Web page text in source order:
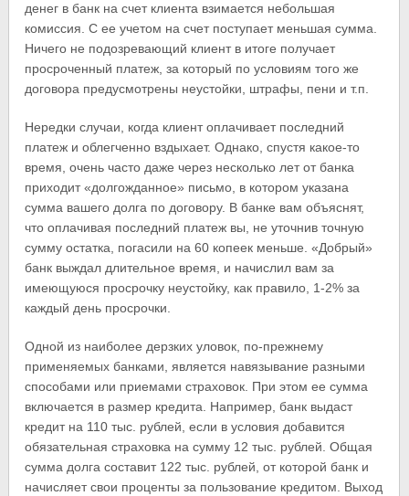
денег в банк на счет клиента взимается небольшая
комиссия. С ее учетом на счет поступает меньшая сумма.
Ничего не подозревающий клиент в итоге получает
просроченный платеж, за который по условиям того же
договора предусмотрены неустойки, штрафы, пени и т.п.
Нередки случаи, когда клиент оплачивает последний
платеж и облегченно вздыхает. Однако, спустя какое-то
время, очень часто даже через несколько лет от банка
приходит «долгожданное» письмо, в котором указана
сумма вашего долга по договору. В банке вам объяснят,
что оплачивая последний платеж вы, не уточнив точную
сумму остатка, погасили на 60 копеек меньше. «Добрый»
банк выждал длительное время, и начислил вам за
имеющуюся просрочку неустойку, как правило, 1-2% за
каждый день просрочки.
Одной из наиболее дерзких уловок, по-прежнему
применяемых банками, является навязывание разными
способами или приемами страховок. При этом ее сумма
включается в размер кредита. Например, банк выдаст
кредит на 110 тыс. рублей, если в условия добавится
обязательная страховка на сумму 12 тыс. рублей. Общая
сумма долга составит 122 тыс. рублей, от которой банк и
начисляет свои проценты за пользование кредитом. Выход